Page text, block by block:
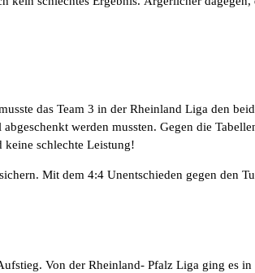
das Team 3 in der Rheinland Liga den
werden mussten. Gegen die
keine schlechte Leistung!
Mit dem 4:4 Unentschieden gegen den
Von der Rheinland- Pfalz Liga ging es